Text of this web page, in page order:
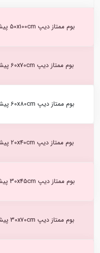
بوم ممتاز دیپ 50x100cm پیشگام
بوم ممتاز دیپ 60x70cm پیشگام
بوم ممتاز دیپ 60x80cm پیشگام
بوم ممتاز دیپ 20x40cm پیشگام
بوم ممتاز دیپ 30x45cm پیشگام
بوم ممتاز دیپ 30x70cm پیشگام